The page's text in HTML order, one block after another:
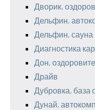
Дворик,
Дельфин,
Дельфин, сауна
Диагностика
Дон,
Драйв
Дубровка, база
Дунай,